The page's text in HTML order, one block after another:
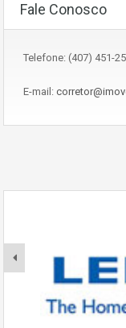
Fale Conosco
Telefone: (407) 451-
E-mail: